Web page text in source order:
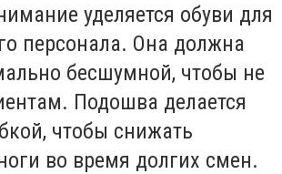
уделяется обуви для
персонала. Она должна
бесшумной, чтобы не
Подошва делается
чтобы снижать
во время долгих смен.